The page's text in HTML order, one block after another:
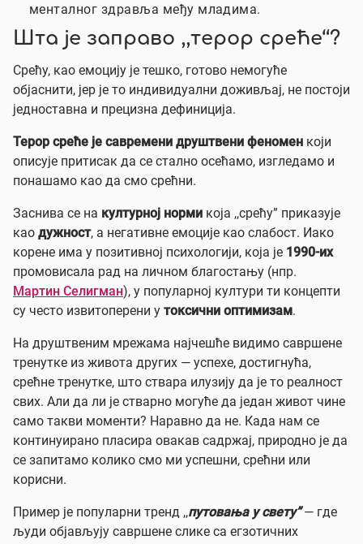
менталног здравља међу младима.
Шта је заправо ,,терор среће“?
Срећу, као емоцију је тешко, готово немогуће
објаснити, јер је то индивидуални доживљај, не постоји
једноставна и прецизна дефиниција.
Терор среће је савремени друштвени феномен који
описује притисак да се стално осећамо, изгледамо и
понашамо као да смо срећни.
Заснива се на културној норми која ,,срећу” приказује
као дужност, а негативне емоције као слабост. Иако
корене има у позитивној психологији, која је 1990-их
промовисала рад на личном благостању (нпр.
Мартин Селигман), у популарној култури ти концепти
су често извитоперени у токсични оптимизам.
На друштвеним мрежама најчешће видимо савршене
тренутке из живота других — успехе, достигнућа,
срећне тренутке, што ствара илузију да је то реалност
свих. Али да ли је стварно могуће да један живот чине
само такви моменти? Наравно да не. Када нам се
континуирано пласира овакав садржај, природно је да
се запитамо колико смо ми успешни, срећни или
корисни.
Пример је популарни тренд ,,путовања у свету”— где
људи објављују савршене слике са егзотичних